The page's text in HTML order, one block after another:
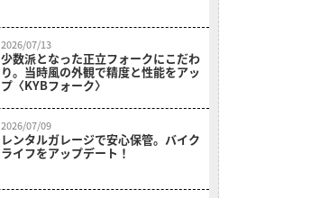
2026/07/13
少数派となった正立フォークにこだわ
り。当時風の外観で精度と性能をアッ
プ〈KYBフォーク〉
2026/07/09
レンタルガレージで安心保管。バイク
ライフをアップデート！